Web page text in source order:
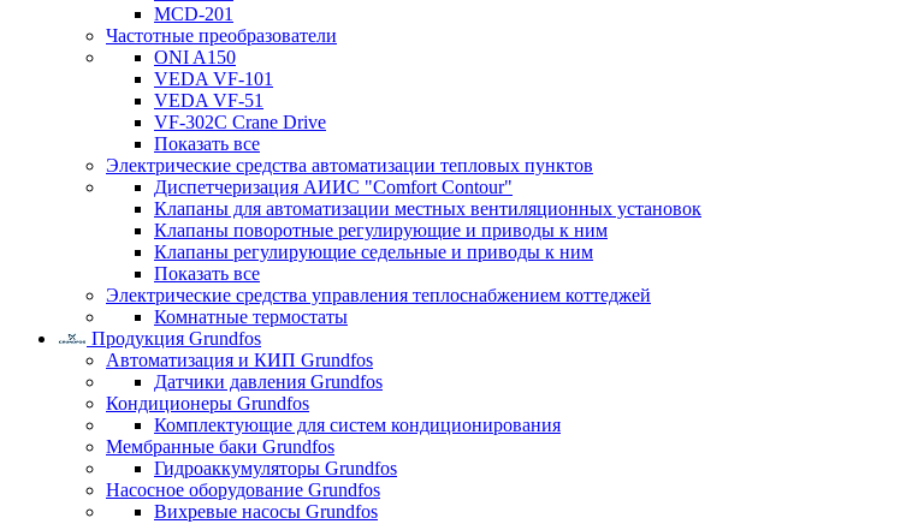
MCD-201
Частотные преобразователи
ONI A150
VEDA VF-101
VEDA VF-51
VF-302C Crane Drive
Показать все
Электрические средства автоматизации тепловых пунктов
Диспетчеризация АИИС "Comfort Contour"
Клапаны для автоматизации местных вентиляционных установок
Клапаны поворотные регулирующие и приводы к ним
Клапаны регулирующие седельные и приводы к ним
Показать все
Электрические средства управления теплоснабжением коттеджей
Комнатные термостаты
Продукция Grundfos
Автоматизация и КИП Grundfos
Датчики давления Grundfos
Кондиционеры Grundfos
Комплектующие для систем кондиционирования
Мембранные баки Grundfos
Гидроаккумуляторы Grundfos
Насосное оборудование Grundfos
Вихревые насосы Grundfos